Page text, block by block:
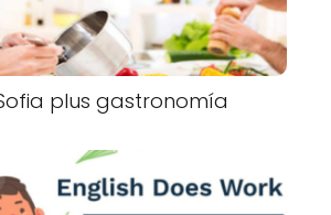
plus gastronomía